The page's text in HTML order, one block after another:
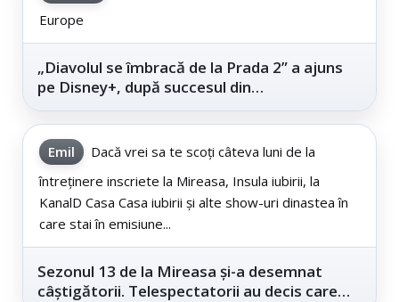
Europe
„Diavolul se îmbracă de la Prada 2” a ajuns
pe Disney+, după succesul din
Emil
Dacă vrei sa te scoți câteva luni de la
întreținere inscriete la Mireasa, Insula iubirii, la
KanalD Casa Casa iubirii și alte show-uri dinastea în
care stai în emisiune...
Sezonul 13 de la Mireasa și-a desemnat
câștigătorii. Telespectatorii au decis care